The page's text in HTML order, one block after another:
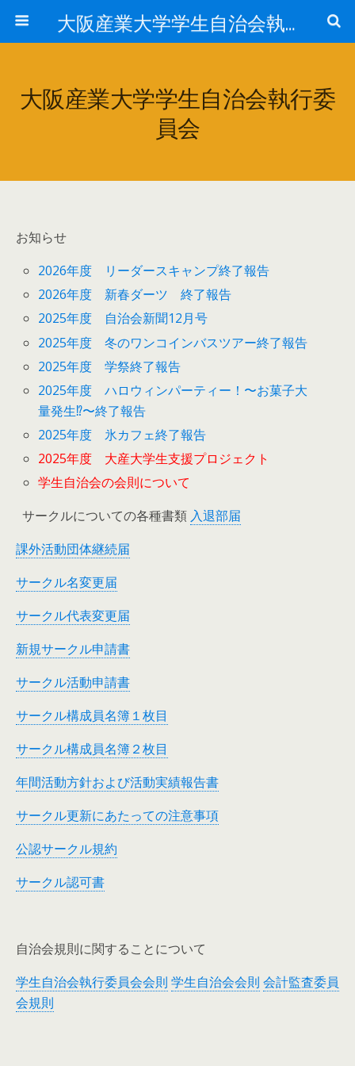
大阪産業大学学生自治会執行委員会
大阪産業大学学生自治会執行委
員会
お知らせ
2026年度 リーダースキャンプ終了報告
2026年度 新春ダーツ 終了報告
2025年度 自治会新聞12月号
2025年度 冬のワンコインバスツアー終了報告
2025年度 学祭終了報告
2025年度 ハロウィンパーティー！〜お菓子大
量発生⁉︎〜終了報告
2025年度 氷カフェ終了報告
2025年度 大産大学生支援プロジェクト
学生自治会の会則について
サークルについての各種書類 入退部届
課外活動団体継続届
サークル名変更届
サークル代表変更届
新規サークル申請書
サークル活動申請書
サークル構成員名簿１枚目
サークル構成員名簿２枚目
年間活動方針および活動実績報告書
サークル更新にあたっての注意事項
公認サークル規約
サークル認可書
自治会規則に関することについて
学生自治会執行委員会会則 学生自治会会則 会計監査委員
会規則